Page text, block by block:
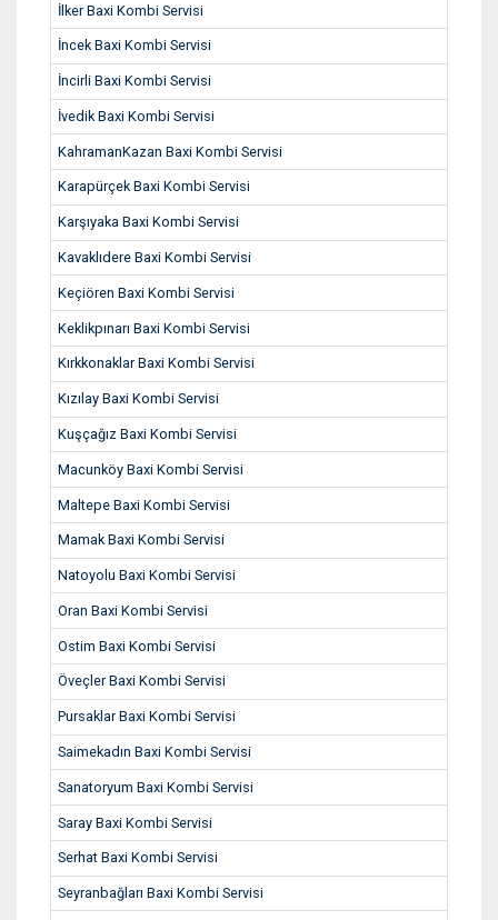
İlker Baxi Kombi Servisi
İncek Baxi Kombi Servisi
İncirli Baxi Kombi Servisi
İvedik Baxi Kombi Servisi
KahramanKazan Baxi Kombi Servisi
Karapürçek Baxi Kombi Servisi
Karşıyaka Baxi Kombi Servisi
Kavaklıdere Baxi Kombi Servisi
Keçiören Baxi Kombi Servisi
Keklikpınarı Baxi Kombi Servisi
Kırkkonaklar Baxi Kombi Servisi
Kızılay Baxi Kombi Servisi
Kuşçağız Baxi Kombi Servisi
Macunköy Baxi Kombi Servisi
Maltepe Baxi Kombi Servisi
Mamak Baxi Kombi Servisi
Natoyolu Baxi Kombi Servisi
Oran Baxi Kombi Servisi
Ostim Baxi Kombi Servisi
Öveçler Baxi Kombi Servisi
Pursaklar Baxi Kombi Servisi
Saimekadın Baxi Kombi Servisi
Sanatoryum Baxi Kombi Servisi
Saray Baxi Kombi Servisi
Serhat Baxi Kombi Servisi
Seyranbağları Baxi Kombi Servisi